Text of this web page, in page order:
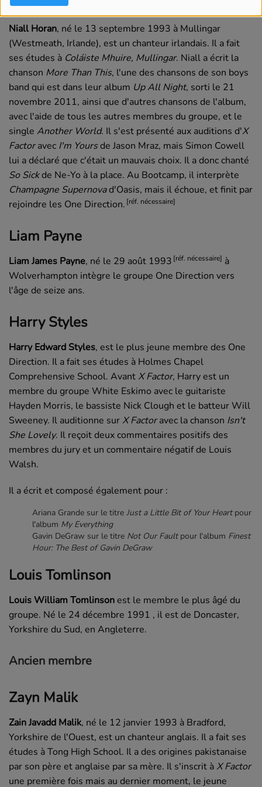
Niall Horan, né le 13 septembre 1993 à Mullingar
(Westmeath, Irlande), est un chanteur irlandais. Il a fait
ses études à Coláiste Mhuire, Mullingar. Niall a écrit la
chanson More Than This, l'une des chansons de son boys
band qui est dans leur album Up All Night, sorti le 21
novembre 2011, ainsi que d'autres chansons de l'album,
avec l'aide de tous les autres membres du groupe, et le
single Another World. Il s'est présenté aux auditions d'X
Factoravec I'm Yoursde Jason Mraz, mais Simon Cowell
lui a déclaré que c'était un mauvais choix. Il a donc chanté
So Sickde Ne-Yo à la place. Au Bootcamp, il interprète
Champagne Supernovad'Oasis, mais il échoue, et finit par
rejoindre les One Direction. [réf. nécessaire]
Liam Payne
Liam James Payne, né le 29 août 1993 [réf. nécessaire] à
Wolverhampton intègre le groupe One Direction vers
l'âge de seize ans.
Harry Styles
Harry Edward Styles, est le plus jeune membre des One
Direction. Il a fait ses études à Holmes Chapel
Comprehensive School. Avant X Factor, Harry est un
membre du groupe White Eskimo avec le guitariste
Hayden Morris, le bassiste Nick Clough et le batteur Will
Sweeney. Il auditionne sur X Factoravec la chanson Isn't
She Lovely. Il reçoit deux commentaires positifs des
membres du jury et un commentaire négatif de Louis
Walsh.
Il a écrit et composé également pour :
Ariana Grande sur le titre Just a Little Bit of Your Heartpour
l'album My Everything
Gavin DeGraw sur le titre Not Our Faultpour l'album Finest
Hour: The Best of Gavin DeGraw
Louis Tomlinson
Louis William Tomlinsonest le membre le plus âgé du
groupe. Né le 24 décembre 1991 , il est de Doncaster,
Yorkshire du Sud, en Angleterre.
Ancien membre
Zayn Malik
Zain Javadd Malik, né le 12 janvier 1993 à Bradford,
Yorkshire de l'Ouest, est un chanteur anglais. Il a fait ses
études àTong High School. Il a des origines pakistanaise
par son père et anglaise par sa mère. Il s'inscrit à X Factor
une première fois mais au dernier moment, le jeune